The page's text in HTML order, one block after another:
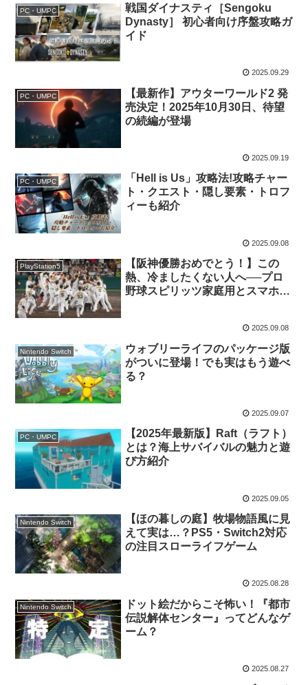
PC・UMPC
戦国ダイナスティ［Sengoku
Dynasty］ 初心者向け序盤攻略ガ
イド
2025.09.29
PC・UMPC
【最新作】アウターワールド2 発
売決定！2025年10月30日、待望
の続編が登場
2025.09.19
PC・UMPC
「Hell is Us」攻略法!攻略チャー
ト・クエスト・隠し要素・トロフ
ィーも紹介
2025.09.08
PlayStation5
【阪神優勝おめでとう！】この
熱、冷ましたくない人へ──プロ
野球スピリッツ家庭用とスマホ版
2025.09.08
Nintendo Switch
ウォブリーライフのパッケージ版
がついに登場！でも実はもう遊べ
る？
2025.09.07
PC・UMPC
【2025年最新版】Raft（ラフト）
とは？海上サバイバルの魅力と遊
び方紹介
2025.09.05
Nintendo Switch
【ほの暮しの庭】牧場物語風に見
えて実は…？PS5・Switch2対応
の注目スローライフゲーム
2025.08.28
Nintendo Switch
ドット絵だからこそ怖い！『都市
伝説解体センター』ってどんなゲ
ーム？
2025.08.27